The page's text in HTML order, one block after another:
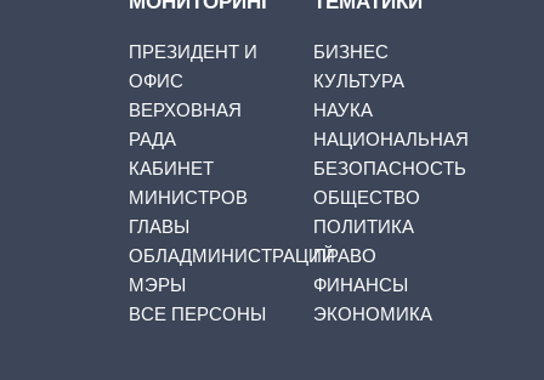
ПРЕЗИДЕНТ И
ОФИС
ВЕРХОВНАЯ
РАДА
КАБИНЕТ
МИНИСТРОВ
ГЛАВЫ
ОБЛАДМИНИСТРАЦИЙ
МЭРЫ
ВСЕ ПЕРСОНЫ
БИЗНЕС
КУЛЬТУРА
НАУКА
НАЦИОНАЛЬНАЯ
БЕЗОПАСНОСТЬ
ОБЩЕСТВО
ПОЛИТИКА
ПРАВО
ФИНАНСЫ
ЭКОНОМИКА